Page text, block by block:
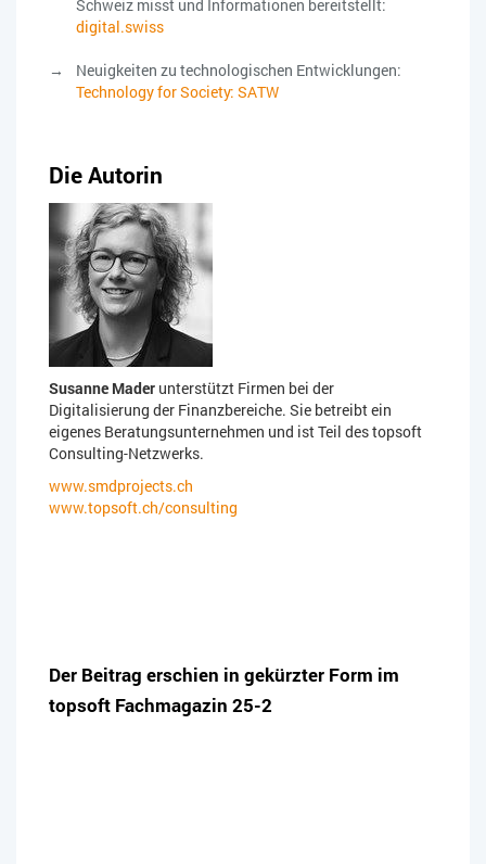
Schweiz misst und Informationen bereitstellt:
digital.swiss
Neuigkeiten zu technologischen Entwicklungen:
Technology for Society: SATW
Die Autorin
Susanne Mader unterstützt Firmen bei der
Digitalisierung der Finanzbereiche. Sie betreibt ein
eigenes Beratungsunternehmen und ist Teil des topsoft
Consulting-Netzwerks.
www.smdprojects.ch
www.topsoft.ch/consulting
Der Beitrag erschien in gekürzter Form im
topsoft Fachmagazin 25-2